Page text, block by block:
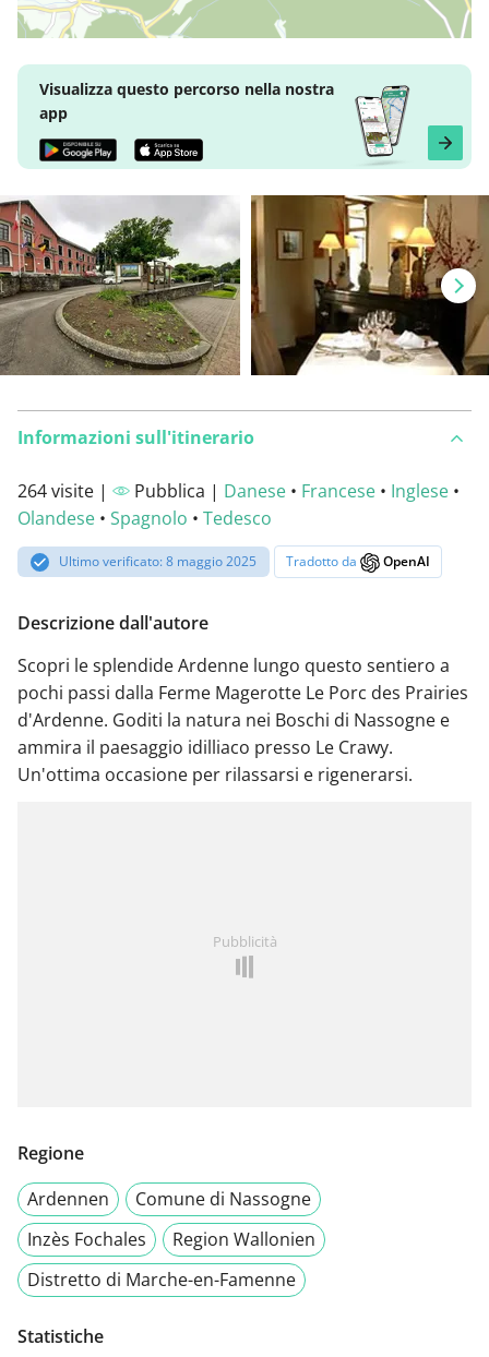
Visualizza questo percorso nella nostra
app
Informazioni sull'itinerario
264 visite | Pubblica | Danese • Francese • Inglese •
Olandese • Spagnolo • Tedesco
Ultimo verificato: 8 maggio 2025 Tradotto da OpenAI
Descrizione dall'autore
Scopri le splendide Ardenne lungo questo sentiero a
pochi passi dalla Ferme Magerotte Le Porc des Prairies
d'Ardenne. Goditi la natura nei Boschi di Nassogne e
ammira il paesaggio idilliaco presso Le Crawy.
Un'ottima occasione per rilassarsi e rigenerarsi.
Pubblicità
Regione
Ardennen
Comune di Nassogne
Inzès Fochales
Region Wallonien
Distretto di Marche-en-Famenne
Statistiche